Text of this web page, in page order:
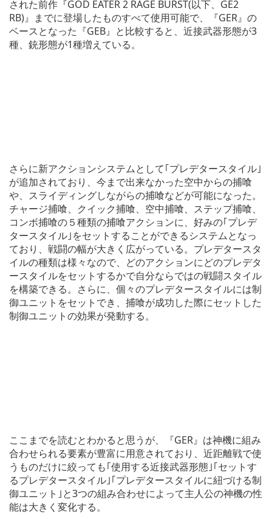
された前作『GOD EATER 2 RAGE BURST(以下、GE2
RB)』までに登場したものすべて使用可能で、『GER』の
ベースとなった『GEB』と比較すると、近接武器形態が3
種、銃形態が1種増えている。
さらに新アクションシステムとして｢プレデタースタイル｣
が追加されており、今まで出来なかった空中からの捕喰
や、スライディングしながらの捕喰などが可能になった。
チャージ捕喰、クイック捕喰、空中捕喰、ステップ捕喰、
コンボ捕喰の５種類の捕喰アクションに、好みの｢プレデ
タースタイル｣をセットすることができるシステムとなっ
ており、戦闘の幅が大きく広がっている。プレデタースタ
イルの種類は様々なので、どのアクションにどのプレデタ
ースタイルをセットするかで自分ならではの戦闘スタイル
を構築できる。さらに、個々のプレデタースタイルには制
御ユニットをセットでき、捕喰が成功した際にセットした
制御ユニットの効果が発動する。
ここまでを読むとわかると思うが、『GER』は神機に組み
合わせられる要素が豊富に用意されており、近距離戦で使
うものだけに絞っても｢使用する近接武器形態｣｢セットす
るプレデタースタイル｣｢プレデタースタイルに紐づける制
御ユニット｣と3つの組み合わせによって主人公の神機の性
能は大きく変化する。